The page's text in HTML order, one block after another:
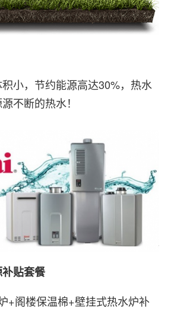
小，节约能源高达30%，热水
不断的热水！
贴套餐
+阁楼保温棉+壁挂式热水炉补